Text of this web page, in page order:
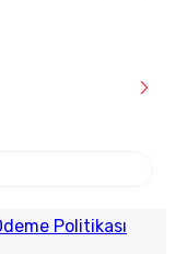
Politikası